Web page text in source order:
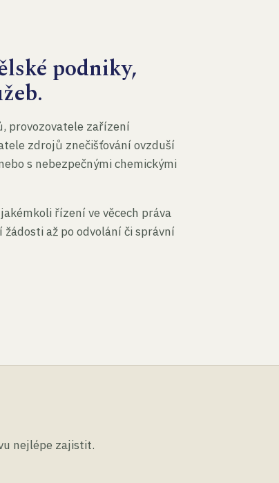
podniky,
provozovatele zařízení
zdrojů znečišťování ovzduší
s nebezpečnými chemickými
řízení ve věcech práva
až po odvolání či správní
nejlépe zajistit.